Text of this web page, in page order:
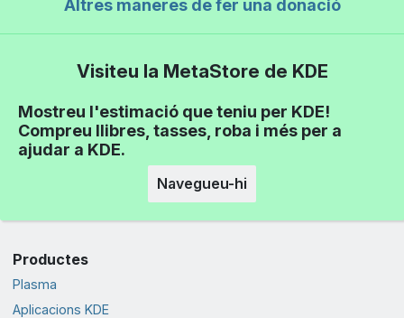
Altres maneres de fer una donació
Visiteu la MetaStore de KDE
Mostreu l'estimació que teniu per KDE!
Compreu llibres, tasses, roba i més per a
ajudar a KDE.
Navegueu-hi
Productes
Plasma
Aplicacions KDE